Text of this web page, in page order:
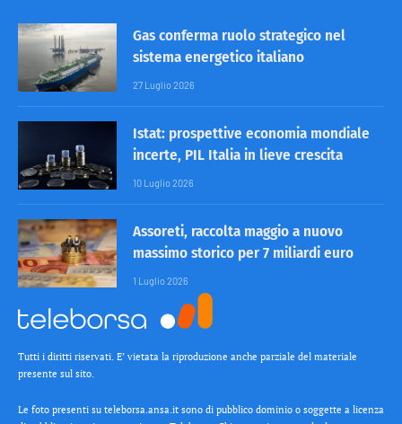
Gas conferma ruolo strategico nel
sistema energetico italiano
27 Luglio 2026
Istat: prospettive economia mondiale
incerte, PIL Italia in lieve crescita
10 Luglio 2026
Assoreti, raccolta maggio a nuovo
massimo storico per 7 miliardi euro
1 Luglio 2026
Tutti i diritti riservati. E’ vietata la riproduzione anche parziale del materiale
presente sul sito.
Le foto presenti su teleborsa.ansa.it sono di pubblico dominio o soggette a licenza